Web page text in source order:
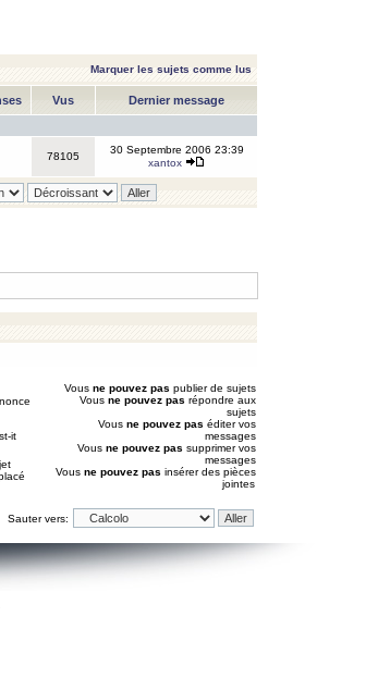
Marquer les sujets comme lus
Vus Dernier message
78105
30 Septembre 2006 23:39
xantox
it
Vous ne pouvez pas publier de sujets
Vous ne pouvez pas répondre aux
sujets
Vous ne pouvez pas éditer vos
messages
Vous ne pouvez pas supprimer vos
messages
Vous ne pouvez pas insérer des pièces
jointes
Sauter vers: